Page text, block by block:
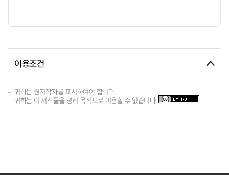
이용조건
귀하는 원저작자를 표시하여야 합니다.
귀하는 이 저작물을 영리 목적으로 이용할 수 없습니다.